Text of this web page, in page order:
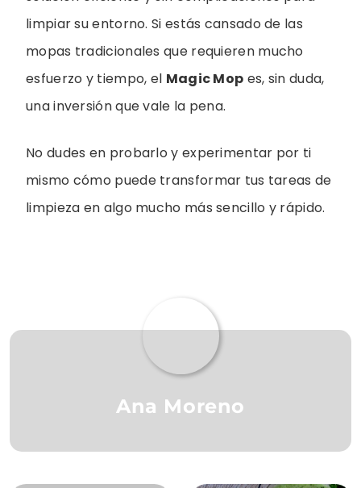
limpiar su entorno. Si estás cansado de las
mopas tradicionales que requieren mucho
esfuerzo y tiempo, el Magic Mop es, sin duda,
una inversión que vale la pena.
No dudes en probarlo y experimentar por ti
mismo cómo puede transformar tus tareas de
limpieza en algo mucho más sencillo y rápido.
Ana Moreno